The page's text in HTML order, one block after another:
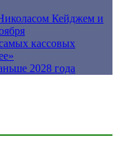
Кейджем и
кассовых
2028 года